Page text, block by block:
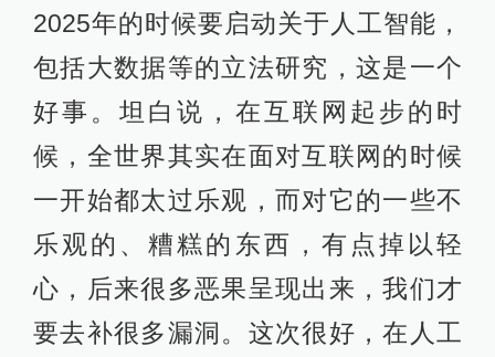
2025年的时候要启动关于人工智能，
包括大数据等的立法研究，这是一个
好事。坦白说，在互联网起步的时
候，全世界其实在面对互联网的时候
一开始都太过乐观，而对它的一些不
乐观的、糟糕的东西，有点掉以轻
心，后来很多恶果呈现出来，我们才
要去补很多漏洞。这次很好，在人工